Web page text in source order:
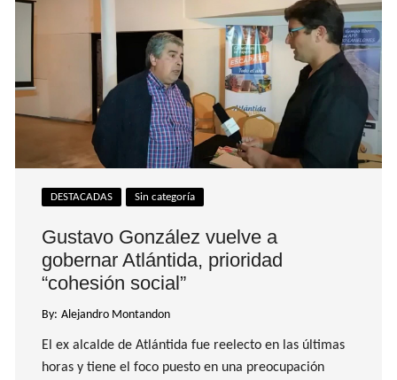
DESTACADAS Sin categoría
Gustavo González vuelve a
gobernar Atlántida, prioridad
“cohesión social”
By: Alejandro Montandon
El ex alcalde de Atlántida fue reelecto en las últimas
horas y tiene el foco puesto en una preocupación